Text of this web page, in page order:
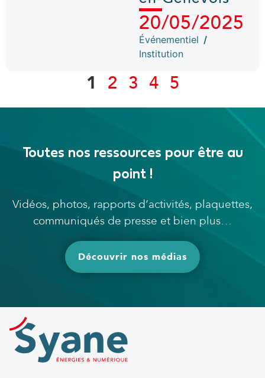
20/05/2025
Événementiel /
Institution
1 2 3 4 5
Toutes nos ressources pour être au
point !
Vidéos, photos, rapports d’activités, plaquettes,
communiqués de presse et bien plus…
Découvrir nos médias